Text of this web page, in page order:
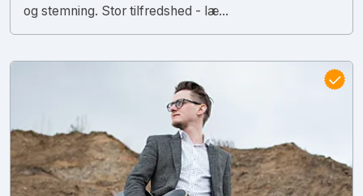
og stemning. Stor tilfredshed - læ...